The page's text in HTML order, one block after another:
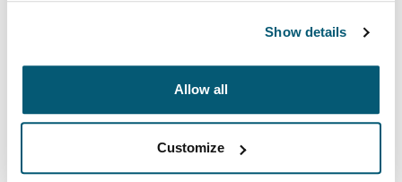
Show details
Allow all
Customize
Toggle features
Todas las características